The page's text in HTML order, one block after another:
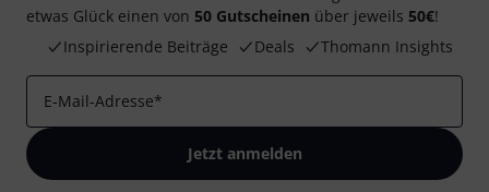
etwas Glück einen von 50 Gutscheinen über jeweils 50€!
Inspirierende Beiträge
Deals Thomann Insights
E-Mail-Adresse*
Jetzt anmelden